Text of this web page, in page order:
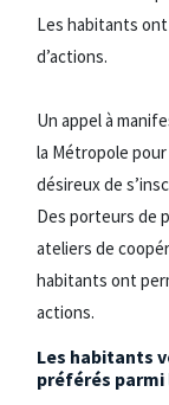
Les habitants
d’actions.
Un appel à
la Métropole
désireux de
Des porteurs de
ateliers de
habitants ont
actions.
Les habitants
préférés parmi